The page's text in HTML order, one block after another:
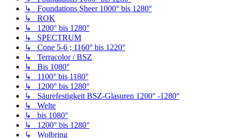
↳ Foundations Sheer 1000° bis 1280°
↳ ROK
↳ 1200° bis 1280°
↳ SPECTRUM
↳ Cone 5-6 ; 1160° bis 1220°
↳ Terracolor / BSZ
↳ Bis 1080°
↳ 1100° bis 1180°
↳ 1200° bis 1280°
↳ Säurefestigkeit BSZ-Glasuren 1200° -1280°
↳ Welte
↳ bis 1080°
↳ 1200° bis 1280°
↳ Wolbring